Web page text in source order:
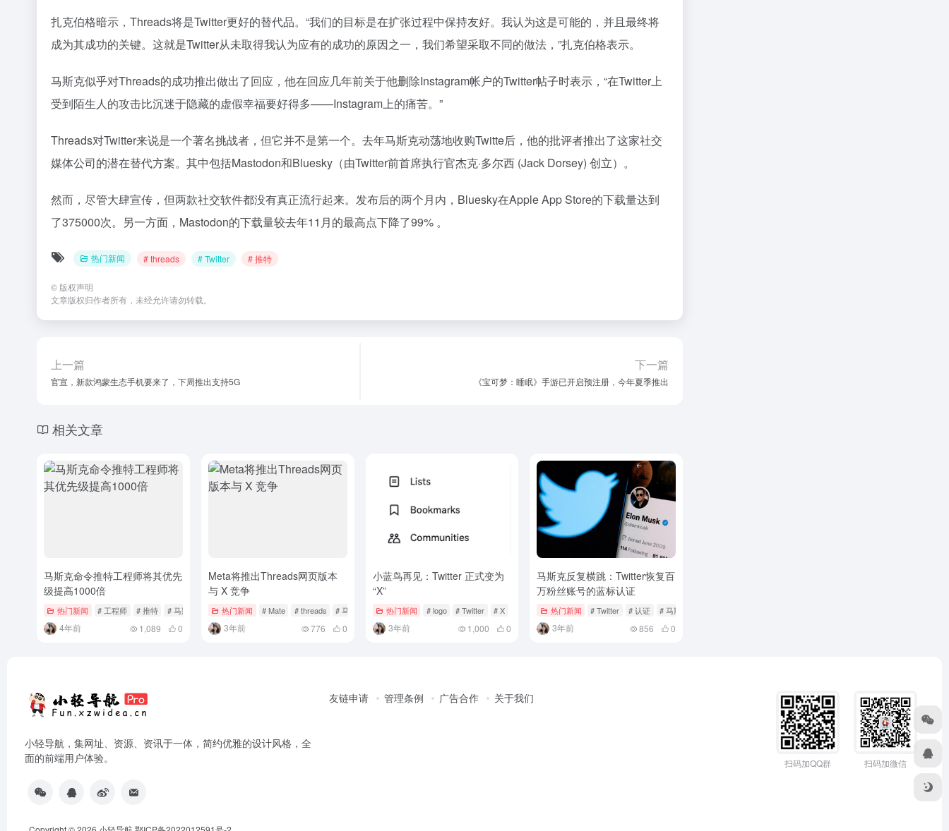
扎克伯格暗示，Threads将是Twitter更好的替代品。“我们的目标是在扩张过程中保持友好。我认为这是可能的，并且最终将
成为其成功的关键。这就是Twitter从未取得我认为应有的成功的原因之一，我们希望采取不同的做法，”扎克伯格表示。
马斯克似乎对Threads的成功推出做出了回应，他在回应几年前关于他删除Instagram帐户的Twitter帖子时表示，“在Twitter上
受到陌生人的攻击比沉迷于隐藏的虚假幸福要好得多——Instagram上的痛苦。”
Threads对Twitter来说是一个著名挑战者，但它并不是第一个。去年马斯克动荡地收购Twitte后，他的批评者推出了这家社交
媒体公司的潜在替代方案。其中包括Mastodon和Bluesky（由Twitter前首席执行官杰克·多尔西 (Jack Dorsey) 创立）。
然而，尽管大肆宣传，但两款社交软件都没有真正流行起来。发布后的两个月内，Bluesky在Apple App Store的下载量达到
了375000次。另一方面，Mastodon的下载量较去年11月的最高点下降了99% 。
热门新闻 # threads # Twitter # 推特
© 版权声明
文章版权归作者所有，未经允许请勿转载。
上一篇
官宣，新款鸿蒙生态手机要来了，下周推出支持5G
下一篇
《宝可梦：睡眠》手游已开启预注册，今年夏季推出
相关文章
马斯克命令推特工程师将其优先
级提高1000倍
热门新闻 # 工程师 # 推特 # 马斯克
4年前 1,089 0
Meta将推出Threads网页版本
与 X 竞争
热门新闻 # Mate # threads # 马斯克
3年前 776 0
小蓝鸟再见：Twitter 正式变为
“X”
热门新闻 # logo # Twitter # X
3年前 1,000 0
马斯克反复横跳：Twitter恢复百
万粉丝账号的蓝标认证
热门新闻 # Twitter # 认证 # 马斯克
3年前 856 0
小轻导航，集网址、资源、资讯于一体，简约优雅的设计风格，全
面的前端用户体验。
友链申请 管理条例 广告合作 关于我们
扫码加QQ群 扫码加微信